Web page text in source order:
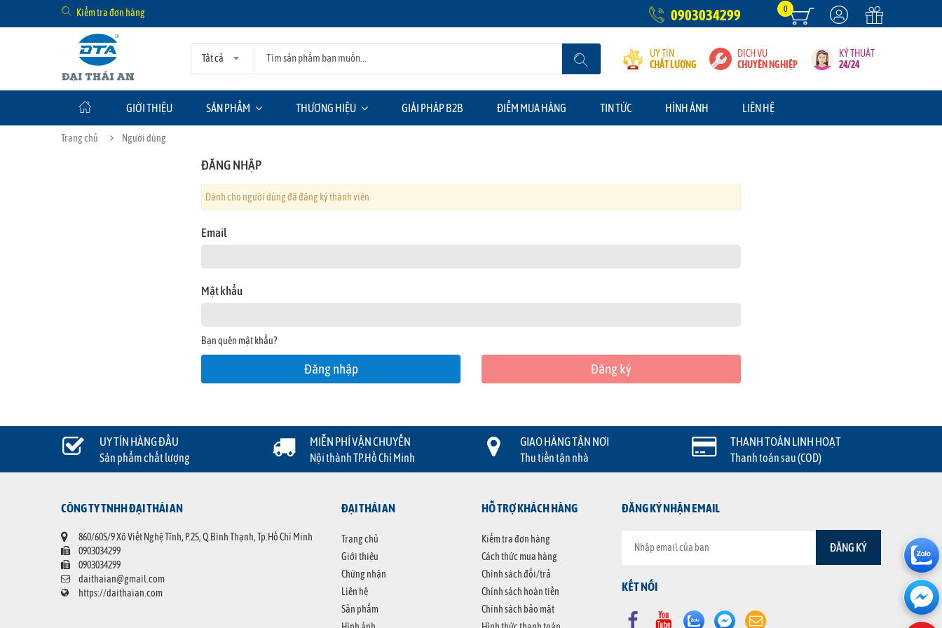
Kiểm tra đơn hàng 0903034299 0
Tất cả
UY TÍN
CHẤT LƯỢNG
DỊCH VỤ
CHUYÊN NGHIỆP
KỶ THUẬT
24/24
GIỚI THIỆU SẢN PHẨM THƯƠNG HIỆU GIẢI PHÁP B2B ĐIỂM MUA HÀNG TIN TỨC HÌNH ẢNH LIÊN HỆ
Trang chủ Người dùng
ĐĂNG NHẬP
Dành cho người dùng đã đăng ký thành viên
Email
Mật khẩu
Bạn quên mật khẩu?
Đăng ký
UY TÍN HÀNG ĐẦU
Sản phẩm chất lượng
MIỄN PHÍ VẬN CHUYỂN
Nội thành TP.Hồ Chí Minh
GIAO HÀNG TẬN NƠI
Thu tiền tận nhà
THANH TOÁN LINH HOẠT
Thanh toán sau (COD)
CÔNG TY TNHH ĐẠI THÁI AN
860/60S/9 Xô Viết Nghệ Tĩnh, P.25, Q.Bình Thạnh, Tp.Hồ Chí Minh
0903034299
0903034299
daithaian@gmail.com
https://daithaian.com
ĐẠI THÁI AN
Trang chủ
Giới thiệu
Chứng nhận
Liên hệ
Sản phẩm
HỖ TRỢ KHÁCH HÀNG
Kiểm tra đơn hàng
Cách thức mua hàng
Chính sách đổi/trả
Chính sách hoàn tiền
Chính sách bảo mật
ĐĂNG KÝ NHẬN EMAIL
KẾT NỐI